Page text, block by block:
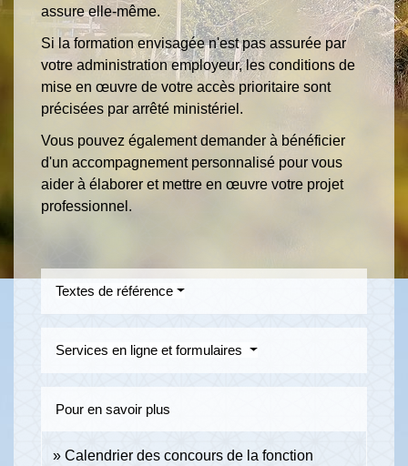
assure elle-même.
Si la formation envisagée n'est pas assurée par
votre administration employeur, les conditions de
mise en œuvre de votre accès prioritaire sont
précisées par arrêté ministériel.
Vous pouvez également demander à bénéficier
d'un accompagnement personnalisé pour vous
aider à élaborer et mettre en œuvre votre projet
professionnel.
Textes de référence
Services en ligne et formulaires
Pour en savoir plus
Calendrier des concours de la fonction